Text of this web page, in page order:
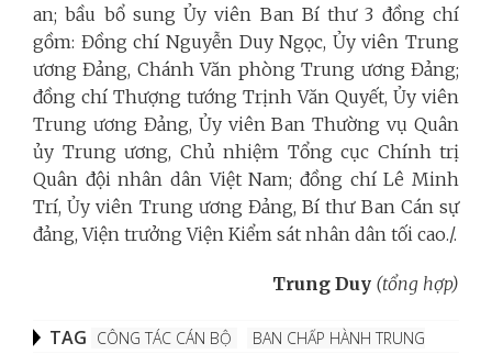
an; bầu bổ sung Ủy viên Ban Bí thư 3 đồng chí
gồm: Đồng chí Nguyễn Duy Ngọc, Ủy viên Trung
ương Đảng, Chánh Văn phòng Trung ương Đảng;
đồng chí Thượng tướng Trịnh Văn Quyết, Ủy viên
Trung ương Đảng, Ủy viên Ban Thường vụ Quân
ủy Trung ương, Chủ nhiệm Tổng cục Chính trị
Quân đội nhân dân Việt Nam; đồng chí Lê Minh
Trí, Ủy viên Trung ương Đảng, Bí thư Ban Cán sự
đảng, Viện trưởng Viện Kiểm sát nhân dân tối cao./.
Trung Duy (tổng hợp)
TAG CÔNG TÁC CÁN BỘ
BAN CHẤP HÀNH TRUNG